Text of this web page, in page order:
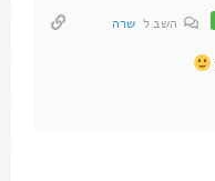
השב ל שרה